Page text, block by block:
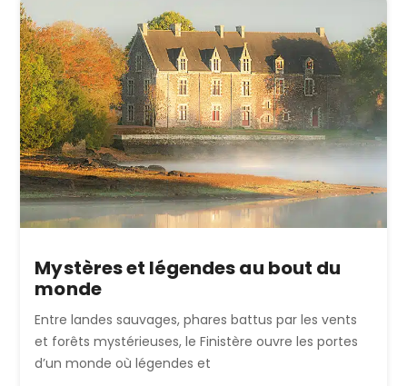
Mystères et légendes au bout du
monde
Entre landes sauvages, phares battus par les vents
et forêts mystérieuses, le Finistère ouvre les portes
d’un monde où légendes et